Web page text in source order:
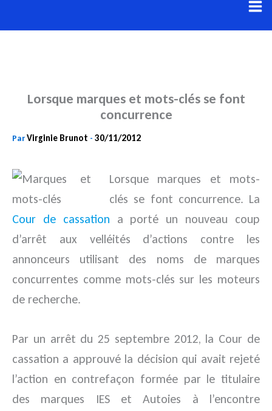
au
Lorsque marques et mots-clés se font
concurrence
ParVirginie Brunot - 30/11/2012
Lorsque marques et mots-
clés se font concurrence. La
Cour de cassation a porté un nouveau coup
d’arrêt aux velléités d’actions contre les
annonceurs utilisant des noms de marques
concurrentes comme mots-clés sur les moteurs
de recherche.
Par un arrêt du 25 septembre 2012, la Cour de
cassation a approuvé la décision qui avait rejeté
l’action en contrefaçon formée par le titulaire
des marques IES et Autoies à l’encontre